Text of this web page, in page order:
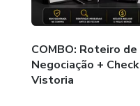
COMBO: Roteiro de
Negociação +
Vistoria